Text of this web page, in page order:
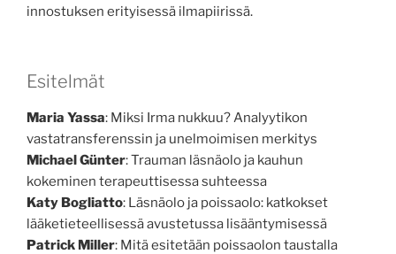
innostuksen erityisessä ilmapiirissä.
Esitelmät
Maria Yassa: Miksi Irma nukkuu? Analyytikon
vastatransferenssin ja unelmoimisen merkitys
Michael Günter: Trauman läsnäolo ja kauhun
kokeminen terapeuttisessa suhteessa
Katy Bogliatto: Läsnäolo ja poissaolo: katkokset
lääketieteellisessä avustetussa lisääntymisessä
Patrick Miller: Mitä esitetään poissaolon taustalla